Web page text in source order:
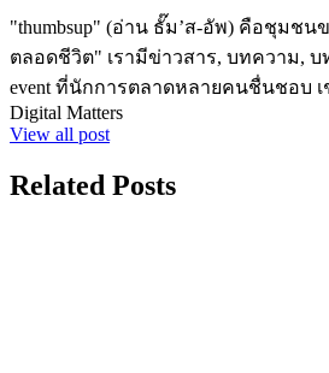
"thumbsup" (อ่าน ธั๊ม’ส-อัพ) คือชุมชน
ตลอดชีวิต" เรามีข่าวสาร, บทความ,
event ที่นักการตลาดหลายคนชื่นชอบ เช่
Digital Matters
View all post
Related Posts